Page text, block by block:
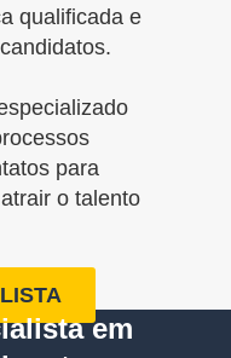
qualificada e
para
o talento
em